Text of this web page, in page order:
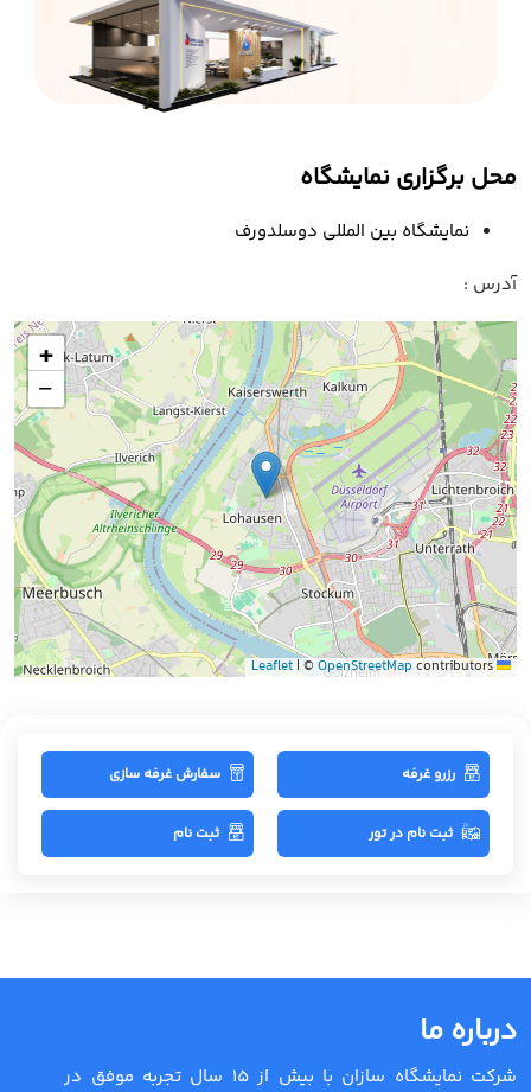
محل برگزاری نمایشگاه
نمایشگاه بین المللی دوسلدورف
آدرس :
+
−
Leaflet
| © OpenStreetMapcontributors
رزرو غرفه سفارش غرفه سازی
ثبت نام در تور ثبت نام
درباره ما
شرکت نمایشگاه سازان با بیش از 15 سال تجربه موفق در